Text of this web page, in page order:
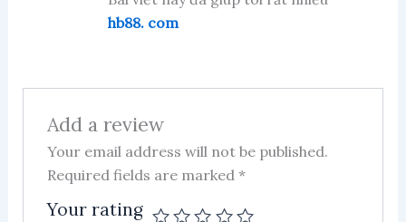
hb88. com
Add a review
Your email address will not be published.
Required fields are marked*
Your rating